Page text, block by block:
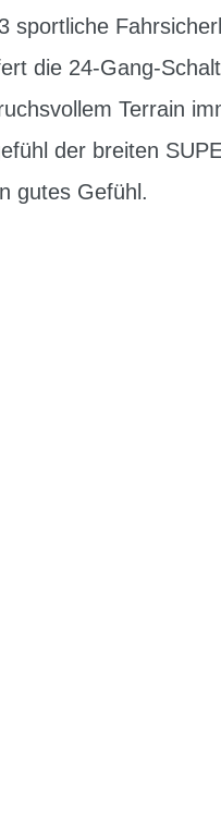
sportliche
die 24-Gang-
Terrain
der breiten
gutes Gefühl.